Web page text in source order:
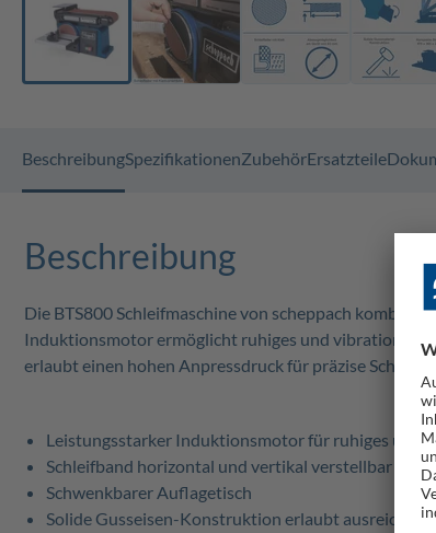
BeschreibungSpezifikationenZubehörErsatzteile
Beschreibung
Die BTS800 Schleifmaschine von scheppach
Induktionsmotor ermöglicht ruhiges und
erlaubt einen hohen Anpressdruck für präzise
Leistungsstarker Induktionsmotor für ruhiges und
Schleifband horizontal und vertikal verstellbar
Schwenkbarer Auflagetisch
Solide Gusseisen-Konstruktion erlaubt